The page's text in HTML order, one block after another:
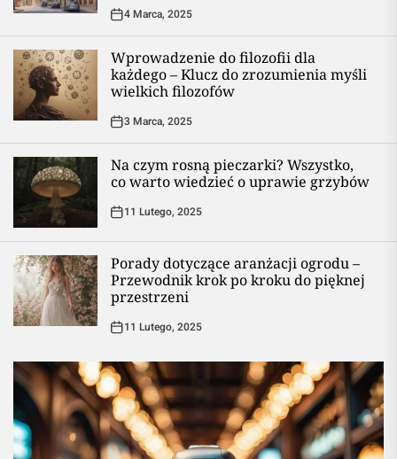
4 Marca, 2025
Wprowadzenie do filozofii dla
każdego – Klucz do zrozumienia myśli
wielkich filozofów
3 Marca, 2025
Na czym rosną pieczarki? Wszystko,
co warto wiedzieć o uprawie grzybów
11 Lutego, 2025
Porady dotyczące aranżacji ogrodu –
Przewodnik krok po kroku do pięknej
przestrzeni
11 Lutego, 2025